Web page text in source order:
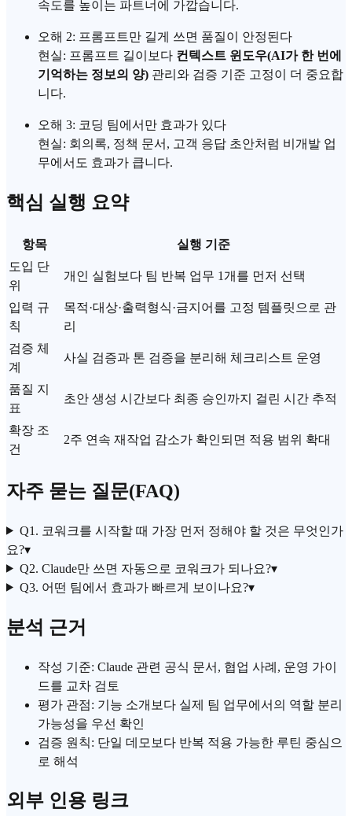
속도를 높이는 파트너에 가깝습니다.
오해 2: 프롬프트만 길게 쓰면 품질이 안정된다
현실: 프롬프트 길이보다 컨텍스트 윈도우(AI가 한 번에
기억하는 정보의 양) 관리와 검증 기준 고정이 더 중요합
니다.
오해 3: 코딩 팀에서만 효과가 있다
현실: 회의록, 정책 문서, 고객 응답 초안처럼 비개발 업
무에서도 효과가 큽니다.
핵심 실행 요약
항목
실행 기준
도입 단
위
개인 실험보다 팀 반복 업무 1개를 먼저 선택
입력 규
칙
목적·대상·출력형식·금지어를 고정 템플릿으로 관
리
검증 체
계
사실 검증과 톤 검증을 분리해 체크리스트 운영
품질 지
표
초안 생성 시간보다 최종 승인까지 걸린 시간 추적
확장 조
건
2주 연속 재작업 감소가 확인되면 적용 범위 확대
자주 묻는 질문(FAQ)
Q1. 코워크를 시작할 때 가장 먼저 정해야 할 것은 무엇인가
요?▾
Q2. Claude만 쓰면 자동으로 코워크가 되나요?▾
Q3. 어떤 팀에서 효과가 빠르게 보이나요?▾
분석 근거
작성 기준: Claude 관련 공식 문서, 협업 사례, 운영 가이
드를 교차 검토
평가 관점: 기능 소개보다 실제 팀 업무에서의 역할 분리
가능성을 우선 확인
검증 원칙: 단일 데모보다 반복 적용 가능한 루틴 중심으
로 해석
외부 인용 링크